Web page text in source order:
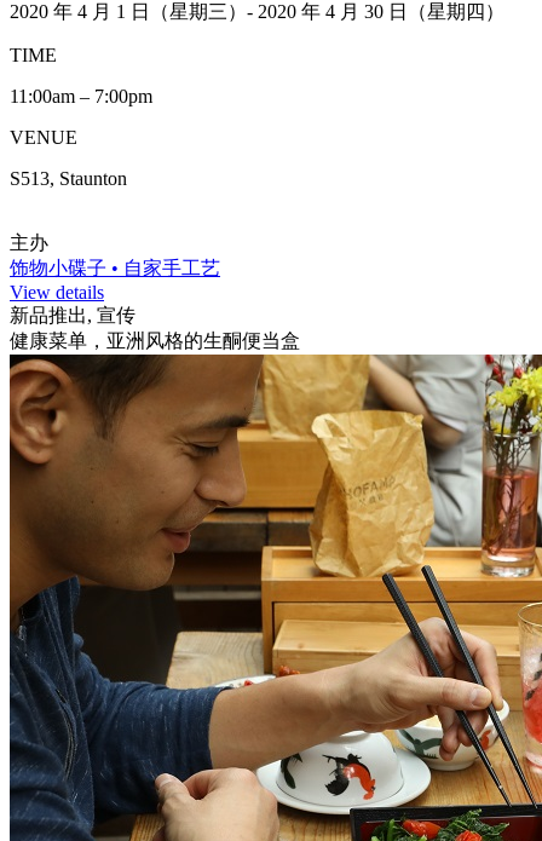
2020 年 4 月 1 日（星期三）- 2020 年 4 月 30 日（星期四）
TIME
11:00am – 7:00pm
VENUE
S513, Staunton
主办
饰物小碟子 • 自家手工艺
View details
新品推出, 宣传
健康菜单，亚洲风格的生酮便当盒